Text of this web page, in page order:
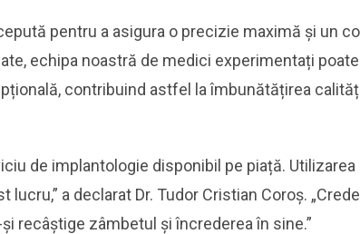
pentru a asigura o precizie maximă și un
echipa noastră de medici experimentați poate
contribuind astfel la îmbunătățirea
de implantologie disponibil pe piață. Utilizarea
a declarat Dr. Tudor Cristian Coroș.
recâștige zâmbetul și încrederea în sine.”